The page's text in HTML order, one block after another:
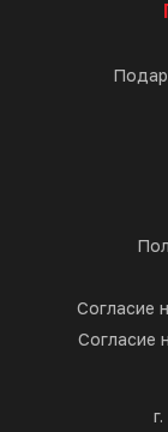
Согласие
Согласие